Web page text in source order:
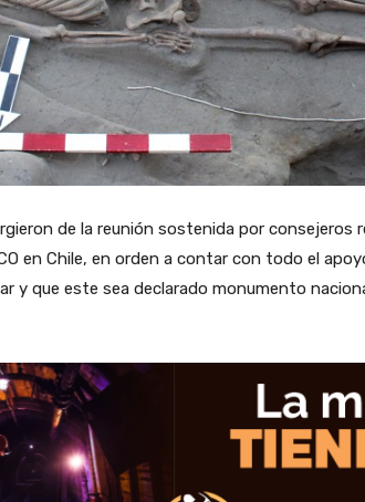
de la reunión sostenida por consejeros
en Chile, en orden a contar con todo el
y que este sea declarado monumento